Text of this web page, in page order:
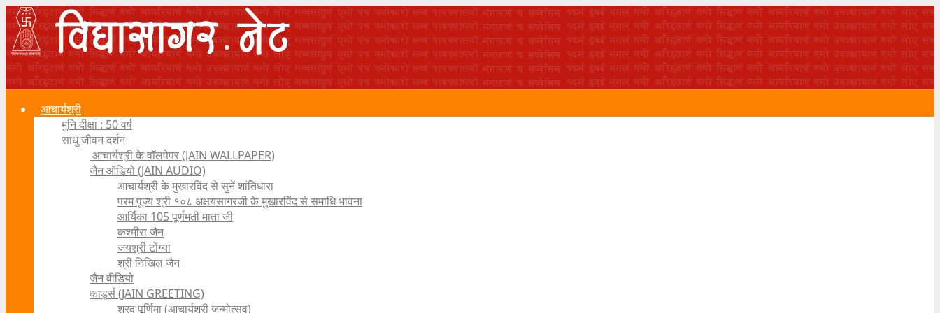
आचार्यश्री
मुनि दीक्षा : 50 वर्ष
साधु जीवन दर्शन
आचार्यश्री के वॉलपेपर (JAIN WALLPAPER)
जैन ऑडियो (JAIN AUDIO)
आचार्यश्री के मुखारविंद से सुनें शांतिधारा
परम पूज्य श्री १०८ अक्षयसागरजी के मुखारविंद से समाधि भावना
आर्यिका 105 पूर्णमती माता जी
कश्मीरा जैन
जयश्री टोंग्या
श्री निखिल जैन
जैन वीडियो
कार्ड्स (JAIN GREETING)
शरद पूर्णिमा (आचार्यश्री जन्मोत्सव)